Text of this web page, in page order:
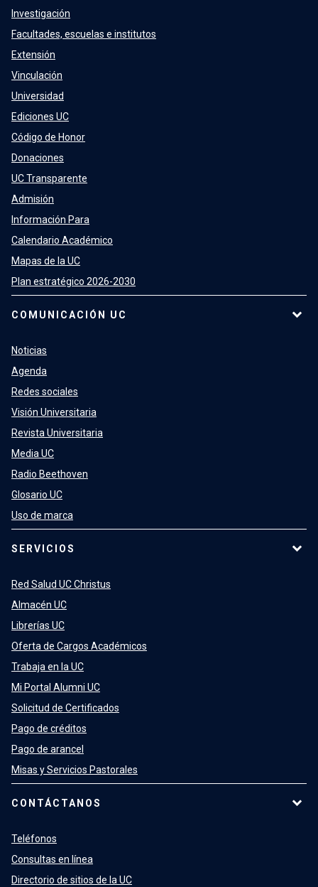
Investigación
Facultades, escuelas e institutos
Extensión
Vinculación
Universidad
Ediciones UC
Código de Honor
Donaciones
UC Transparente
Admisión
Información Para
Calendario Académico
Mapas de la UC
Plan estratégico 2026-2030
COMUNICACIÓN UC
Noticias
Agenda
Redes sociales
Visión Universitaria
Revista Universitaria
Media UC
Radio Beethoven
Glosario UC
Uso de marca
SERVICIOS
Red Salud UC Christus
Almacén UC
Librerías UC
Oferta de Cargos Académicos
Trabaja en la UC
Mi Portal Alumni UC
Solicitud de Certificados
Pago de créditos
Pago de arancel
Misas y Servicios Pastorales
CONTÁCTANOS
Teléfonos
Consultas en línea
Directorio de sitios de la UC